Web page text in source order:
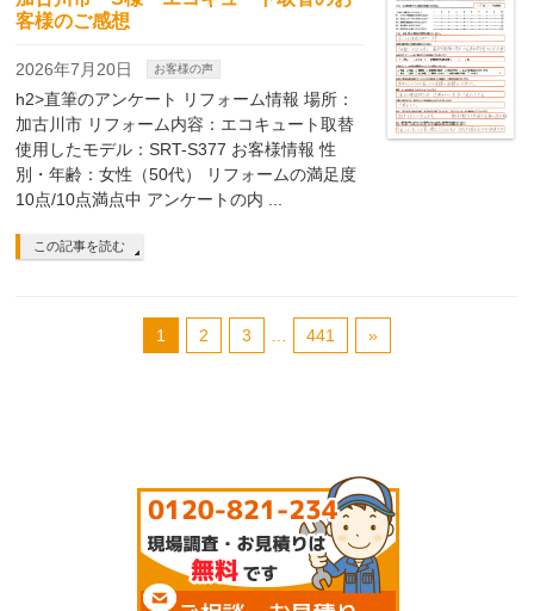
客様のご感想
2026年7月20日 お客様の声
h2>直筆のアンケート リフォーム情報 場所：
加古川市 リフォーム内容：エコキュート取替
使用したモデル：SRT-S377 お客様情報 性
別・年齢：女性（50代） リフォームの満足度
10点/10点満点中 アンケートの内 ...
この記事を読む
1 2 3 … 441 »